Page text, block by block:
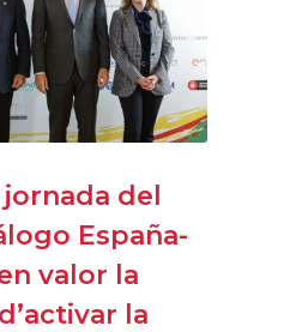
del
España-
valor la
la